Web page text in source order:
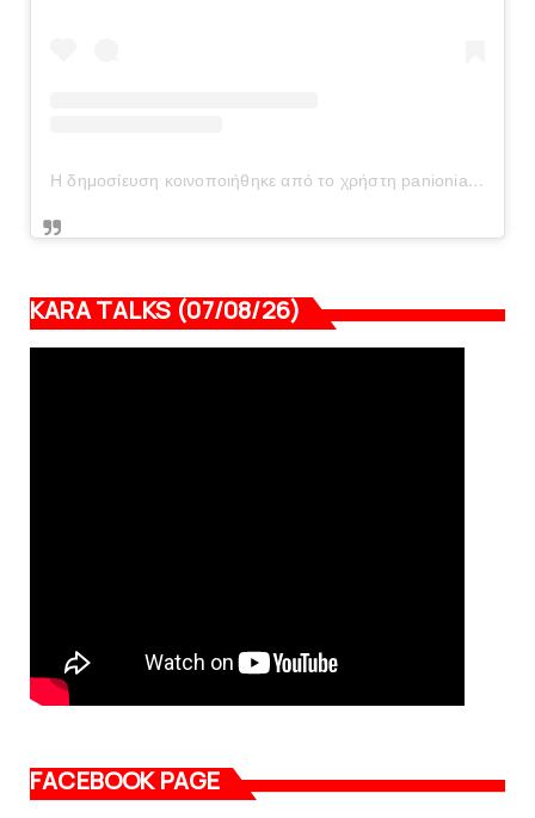
Η δημοσίευση κοινοποιήθηκε από το χρήστη panionianea.gr (@panionianea.gr)
KARA TALKS (07/08/26)
FACEBOOK PAGE